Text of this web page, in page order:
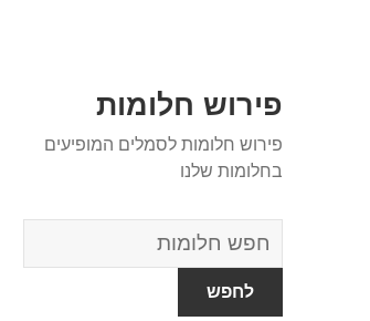
פירוש חלומות
פירוש חלומות לסמלים המופיעים
בחלומות שלנו
מילון
החלומות